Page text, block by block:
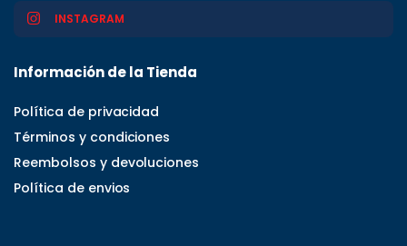
INSTAGRAM
Información de la Tienda
Política de privacidad
Términos y condiciones
Reembolsos y devoluciones
Política de envios